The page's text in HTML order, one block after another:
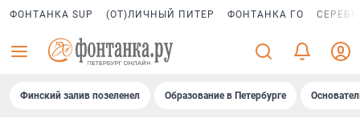
ФОНТАНКА SUP (ОТ)ЛИЧНЫЙ ПИТЕР ФОНТАНКА ГО
Финский залив позеленел Образование в Петербурге